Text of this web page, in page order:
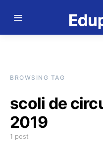
BROWSING TAG
scoli de
2019
1 post